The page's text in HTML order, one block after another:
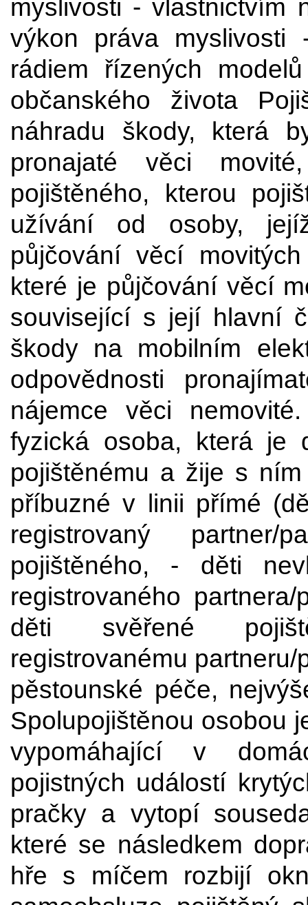
myslivosti - vlastnictvím
výkon práva myslivosti
rádiem řízených
občanského života
náhradu škody, která
pronajaté věci
pojištěného, kterou
užívání od osoby,
půjčování věcí
které je půjčování věcí
související s její hlavní
škody na mobilním
odpovědnosti
nájemce věci
fyzická osoba, která je
pojištěnému a žije s
příbuzné v linii přímé
registrovaný partner/
pojištěného, - děti
registrovaného
děti svěřené
registrovanému
pěstounské péče,
Spolupojištěnou osobou
vypomáhající v
pojistných událostí
pračky a vytopí
které se následkem
hře s míčem rozbijí